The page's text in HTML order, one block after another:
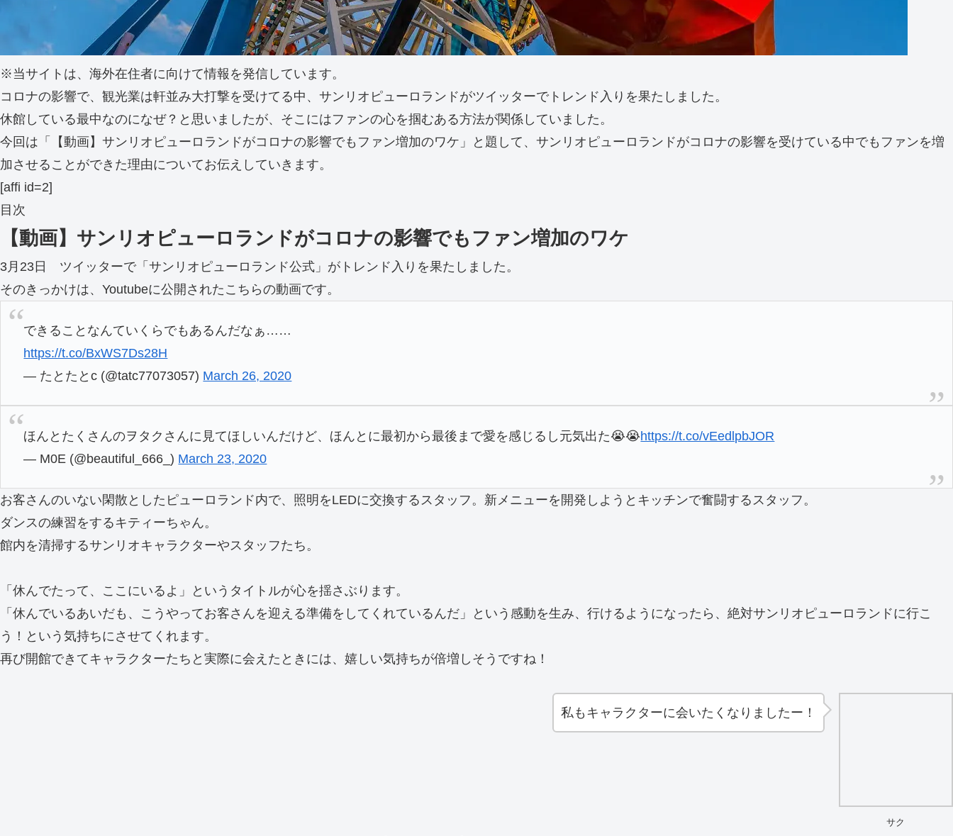
※当サイトは、海外在住者に向けて情報を発信しています。
コロナの影響で、観光業は軒並み大打撃を受けてる中、サンリオピューロランドがツイッターでトレンド入りを果たしました。
休館している最中なのになぜ？と思いましたが、そこにはファンの心を掴むある方法が関係していました。
今回は「【動画】サンリオピューロランドがコロナの影響でもファン増加のワケ」と題して、サンリオピューロランドがコロナの影響を受けている中でもファンを増
加させることができた理由についてお伝えしていきます。
[affi id=2]
目次
【動画】サンリオピューロランドがコロナの影響でもファン増加のワケ
3月23日 ツイッターで「サンリオピューロランド公式」がトレンド入りを果たしました。
そのきっかけは、Youtubeに公開されたこちらの動画です。
できることなんていくらでもあるんだなぁ……
https://t.co/BxWS7Ds28H
— たとたとc (@tatc77073057) March 26, 2020
ほんとたくさんのヲタクさんに見てほしいんだけど、ほんとに最初から最後まで愛を感じるし元気出た😭😭https://t.co/vEedlpbJOR
— M0E (@beautiful_666_) March 23, 2020
お客さんのいない閑散としたピューロランド内で、照明をLEDに交換するスタッフ。新メニューを開発しようとキッチンで奮闘するスタッフ。
ダンスの練習をするキティーちゃん。
館内を清掃するサンリオキャラクターやスタッフたち。
「休んでたって、ここにいるよ」というタイトルが心を揺さぶります。
「休んでいるあいだも、こうやってお客さんを迎える準備をしてくれているんだ」という感動を生み、行けるようになったら、絶対サンリオピューロランドに行こ
う！という気持ちにさせてくれます。
再び開館できてキャラクターたちと実際に会えたときには、嬉しい気持ちが倍増しそうですね！
サク
私もキャラクターに会いたくなりましたー！